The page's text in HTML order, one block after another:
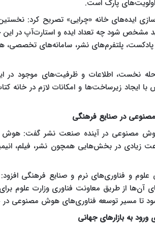
پارک است.
ایده‌های خانه «چرایی» تصریح کرد:
شود چه تعداد ایده و استارت‌آپ در این
پادکست، پلتفرم‌های نشر، سامانه‌های
نخست، اطلاعات و ظرفیت‌های موجود در
ایجاد زیرساخت‌ها و امکانات لازم در خانه
در صنایع فرهنگی
مصنوعی در آینده صنعت نشر گفت: هوش
زیادی در بخش‌هایی همچون نشر، فیلم،
علوم و فناوری‌های نرم و صنایع فرهنگی
از طریق معاونت فناوری وزارت علوم
تا مسیر توسعه فناوری‌های هوش مصنوعی در
به بازارهای جهانی